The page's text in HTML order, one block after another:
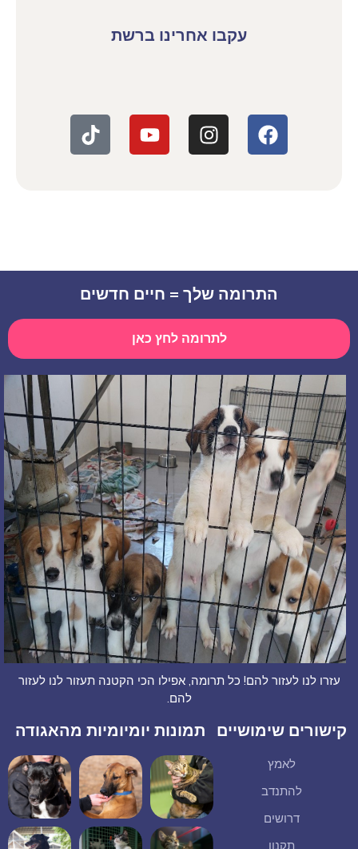
עקבו אחרינו ברשת
התרומה שלך = חיים חדשים
לתרומה לחץ כאן
עזרו לנו לעזור להם! כל תרומה, אפילו הכי הקטנה תעזור לנו לעזור
להם.
קישורים שימושיים
לאמץ
להתנדב
דרושים
תמונות יומיומיות מהאגודה